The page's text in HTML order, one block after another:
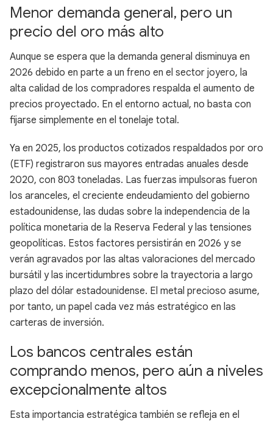
Menor demanda general, pero un
precio del oro más alto
Aunque se espera que la demanda general disminuya en
2026 debido en parte a un freno en el sector joyero, la
alta calidad de los compradores respalda el aumento de
precios proyectado. En el entorno actual, no basta con
fijarse simplemente en el tonelaje total.
Ya en 2025, los productos cotizados respaldados por oro
(ETF) registraron sus mayores entradas anuales desde
2020, con 803 toneladas. Las fuerzas impulsoras fueron
los aranceles, el creciente endeudamiento del gobierno
estadounidense, las dudas sobre la independencia de la
política monetaria de la Reserva Federal y las tensiones
geopolíticas. Estos factores persistirán en 2026 y se
verán agravados por las altas valoraciones del mercado
bursátil y las incertidumbres sobre la trayectoria a largo
plazo del dólar estadounidense. El metal precioso asume,
por tanto, un papel cada vez más estratégico en las
carteras de inversión.
Los bancos centrales están
comprando menos, pero aún a niveles
excepcionalmente altos
Esta importancia estratégica también se refleja en el